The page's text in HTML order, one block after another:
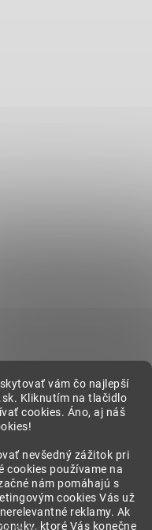
vám čo najlepší
Kliknutím na tlačidlo
cookies. Áno, aj náš
nevšedný zážitok pri
cookies používame na
nám pomáhajú s
cookies Vás už
reklamy. Ak
ktoré Vás konečne